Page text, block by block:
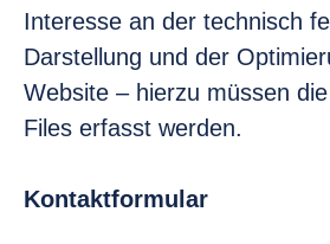
Interesse an der technisch
Darstellung und der
Website – hierzu müssen
Files erfasst werden.
Kontaktformular